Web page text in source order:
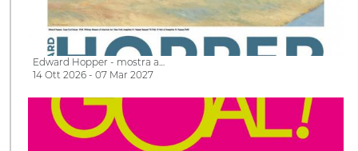
Edward Hopper - mostra a…
14 Ott 2026 - 07 Mar 2027